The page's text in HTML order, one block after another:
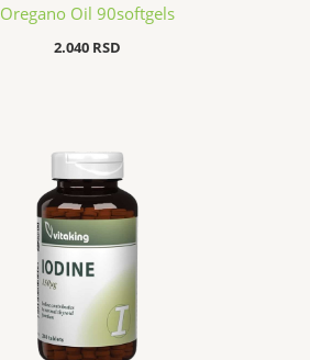
Oregano Oil 90softgels
2.040 RSD